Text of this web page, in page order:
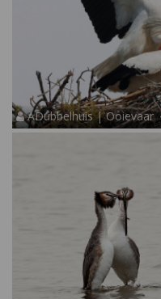
ADubbelhuis | Ooievaar